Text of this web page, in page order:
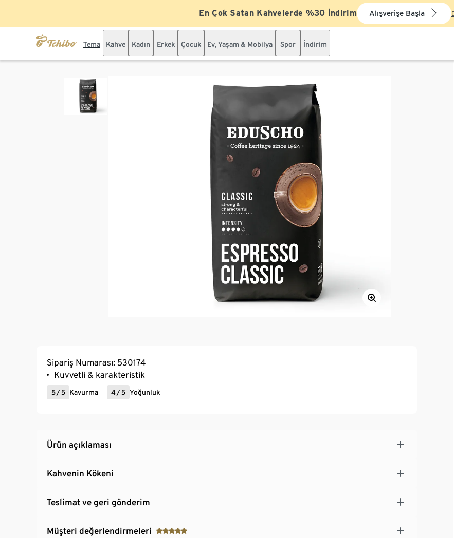
En Çok Satan Kahvelerde %30 İndirim Alışverişe Başla
Tema Kahve Kadın Erkek Çocuk Ev, Yaşam & Mobilya Spor İndirim
Sipariş Numarası: 530174
Kuvvetli & karakteristik
5 / 5 Kavurma 4/5 Yoğunluk
Ürün açıklaması
Kahvenin Kökeni
Teslimat ve geri gönderim
Müşteri değerlendirmeleri